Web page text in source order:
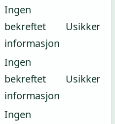
Ingen
bekreftet
informasjon
Usikker
Ingen
bekreftet
informasjon
Usikker
Ingen